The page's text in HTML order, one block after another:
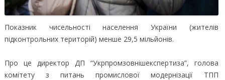
Показник чисельності населення України (жителів
підконтрольних територій) менше 29,5 мільйонів.
Про це директор ДП “Укрпромзовнішекспертиза”, голова
комітету з питань промислової модернізації ТПП